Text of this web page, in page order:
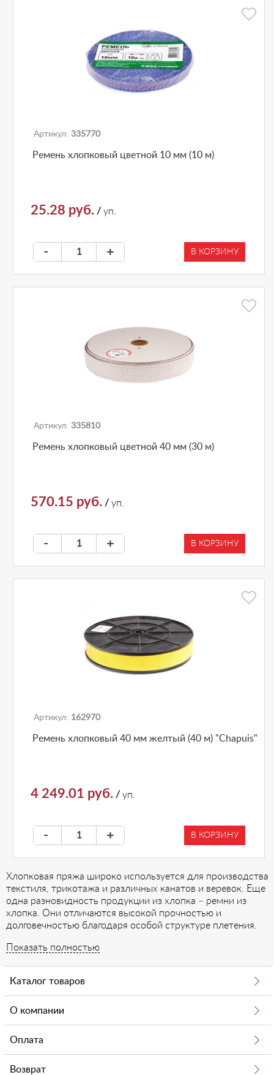
Артикул: 335770
Ремень хлопковый цветной 10 мм (10 м)
25.28 руб. / уп.
- + В КОРЗИНУ
Артикул: 335810
Ремень хлопковый цветной 40 мм (30 м)
570.15 руб. / уп.
- + В КОРЗИНУ
Артикул: 162970
Ремень хлопковый 40 мм желтый (40 м) "Chapuis"
4 249.01 руб. / уп.
- + В КОРЗИНУ
Хлопковая пряжа широко используется для производства
текстиля, трикотажа и различных канатов и веревок. Еще
одна разновидность продукции из хлопка – ремни из
хлопка. Они отличаются высокой прочностью и
долговечностью благодаря особой структуре плетения.
влаги, постепенно разрушаются под воздействием
Одно из важнейших достоинств хлопкового ремня –
такелажного приспособления при переноске тяжестей
широко применяется в строительстве и при ремонтных
работах, для фиксации грузов при перевозке или подъеме.
Еще одна область – изготовление предметов мебели.
Показать полностью
Каталог товаров
О компании
Оплата
Возврат